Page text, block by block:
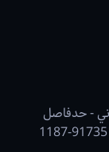
- حدفاصل